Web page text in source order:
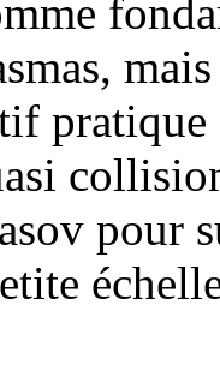
pratique
pour